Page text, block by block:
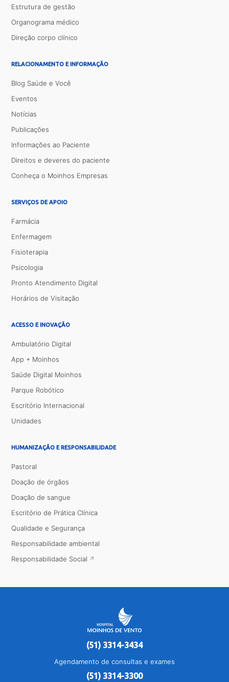
Estrutura de gestão
Organograma médico
Direção corpo clínico
RELACIONAMENTO E INFORMAÇÃO
Blog Saúde e Você
Eventos
Notícias
Publicações
Informações ao Paciente
Direitos e deveres do paciente
Conheça o Moinhos Empresas
SERVIÇOS DE APOIO
Farmácia
Enfermagem
Fisioterapia
Psicologia
Pronto Atendimento Digital
Horários de Visitação
ACESSO E INOVAÇÃO
Ambulatório Digital
App + Moinhos
Saúde Digital Moinhos
Parque Robótico
Escritório Internacional
Unidades
HUMANIZAÇÃO E RESPONSABILIDADE
Pastoral
Doação de órgãos
Doação de sangue
Escritório de Prática Clínica
Qualidade e Segurança
Responsabilidade ambiental
Responsabilidade Social
(51) 3314-3434
Agendamento de consultas e exames
(51) 3314-3300